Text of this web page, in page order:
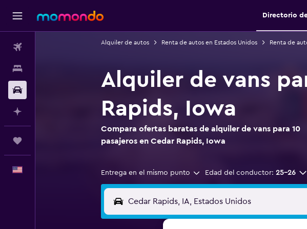
Directorio
Alquiler de autos Renta de autos en Estados Unidos Renta de
Alquiler de vans
Rapids, Iowa
Compara ofertas baratas de alquiler de vans para 10
pasajeros en Cedar Rapids, Iowa
Entrega en el mismo punto Edad del conductor: 25-26